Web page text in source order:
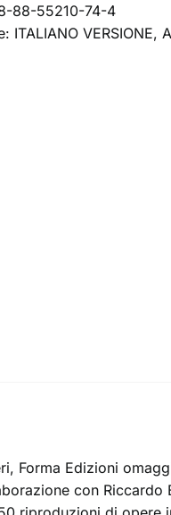
88-55210-74-4
ITALIANO VERSIONE,
Forma Edizioni
con